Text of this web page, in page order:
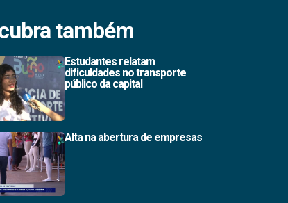
também
Estudantes relatam
dificuldades no transporte
público da capital
Alta na abertura de empresas